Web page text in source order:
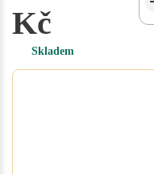
Kč
Skladem